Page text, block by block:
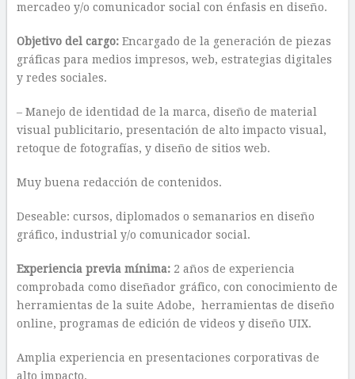
mercadeo y/o comunicador social con énfasis en diseño.
Objetivo del cargo:Encargado de la generación de piezas
gráficas para medios impresos, web, estrategias digitales
y redes sociales.
– Manejo de identidad de la marca, diseño de material
visual publicitario, presentación de alto impacto visual,
retoque de fotografías, y diseño de sitios web.
Muy buena redacción de contenidos.
Deseable: cursos, diplomados o semanarios en diseño
gráfico, industrial y/o comunicador social.
Experiencia previa mínima: 2 años de experiencia
comprobada como diseñador gráfico, con conocimiento de
herramientas de la suite Adobe, herramientas de diseño
online, programas de edición de videos y diseño UIX.
Amplia experiencia en presentaciones corporativas de
alto impacto.